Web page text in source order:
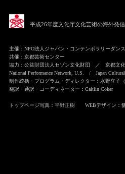
平成26年度文化庁文化芸術の海外発
主催：NPO法人ジャパン・コンテンポラリーダン
共催：京都芸術センター
協力：公益財団法人セゾン文化財団 ／ 京都文化
National Performance Network, U.S. / Japan
制作統括・プログラム・ディレクター：水野立子（
翻訳・通訳・コーディネーター：Caitlin Coker
トップページ写真：平野正樹 WEBデザイン：